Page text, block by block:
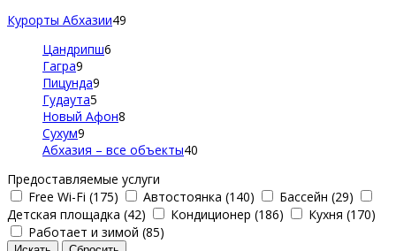
Курорты Абхазии49
Цандрипш6
Гагра9
Пицунда9
Гудаута5
Новый Афон8
Сухум9
Абхазия – все объекты40
Предоставляемые услуги
Free Wi-Fi (175)
Автостоянка (140)
Бассейн (29)
Детская площадка (42)
Кондиционер (186)
Кухня (170)
Работает и зимой (85)